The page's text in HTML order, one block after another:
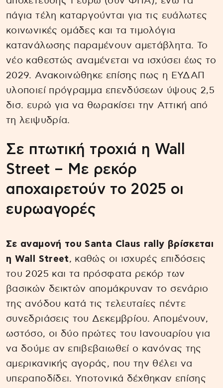
πάγια τέλη καταργούνται για τις ευάλωτες
κοινωνικές ομάδες και τα τιμολόγια
κατανάλωσης παραμένουν αμετάβλητα. Το
νέο καθεστώς αναμένεται να ισχύσει έως το
2029. Ανακοινώθηκε επίσης πως η ΕΥΔΑΠ
υλοποιεί πρόγραμμα επενδύσεων ύψους 2,5
δισ. ευρώ για να θωρακίσει την Αττική από
τη λειψυδρία.
Σε πτωτική τροχιά η Wall
Street – Με ρεκόρ
αποχαιρετούν το 2025 οι
ευρωαγορές
Σε αναμονή του Santa Claus rally βρίσκεται
η Wall Street, καθώς οι ισχυρές επιδόσεις
του 2025 και τα πρόσφατα ρεκόρ των
βασικών δεικτών απομάκρυναν το σενάριο
της ανόδου κατά τις τελευταίες πέντε
συνεδριάσεις του Δεκεμβρίου. Απομένουν,
ωστόσο, οι δύο πρώτες του Ιανουαρίου για
να δούμε αν επιβεβαιωθεί ο κανόνας της
αμερικανικής αγοράς, που την θέλει να
υπεραποδίδει. Υποτονικά δέχθηκαν επίσης